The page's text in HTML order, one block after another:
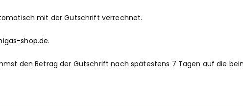
mit der Gutschrift verrechnet.
shop.de.
den Betrag der Gutschrift nach spätestens 7 Tagen auf die